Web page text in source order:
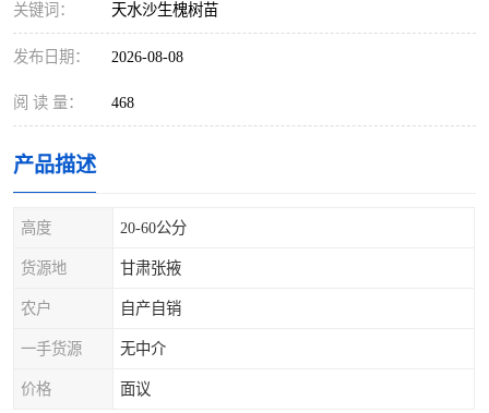
关键词： 天水沙生槐树苗
发布日期： 2026-08-08
阅 读 量： 468
产品描述
高度 20-60公分
货源地 甘肃张掖
农户 自产自销
一手货源 无中介
价格 面议